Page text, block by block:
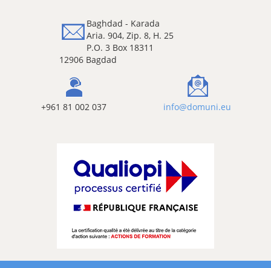
Baghdad - Karada
Aria. 904, Zip. 8, H. 25
P.O. 3 Box 18311
12906 Bagdad
+961 81 002 037 info@domuni.eu